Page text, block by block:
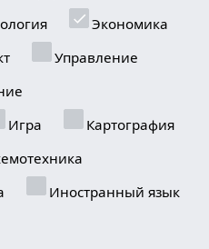
Экономика
Управление
Игра
Картография
Иностранный язык